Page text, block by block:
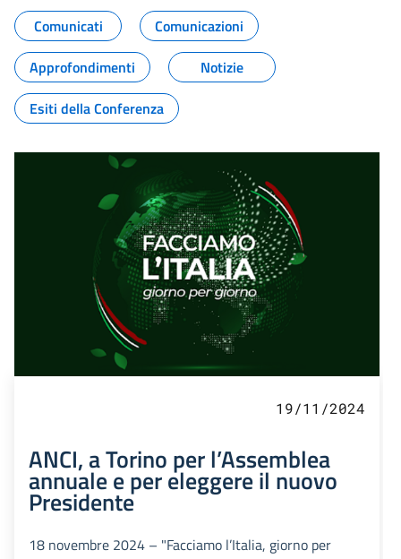
Tutti i contenuti della pagina
Comunicati
Comunicazioni
Approfondimenti
Notizie
Esiti della Conferenza
19/11/2024
ANCI, a Torino per l’Assemblea
annuale e per eleggere il nuovo
Presidente
18 novembre 2024 – "Facciamo l’Italia, giorno per